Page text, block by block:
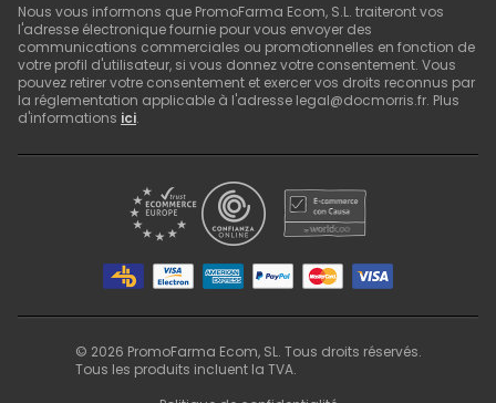
Nous vous informons que PromoFarma Ecom, S.L. traiteront vos
l'adresse électronique fournie pour vous envoyer des
communications commerciales ou promotionnelles en fonction de
votre profil d'utilisateur, si vous donnez votre consentement. Vous
pouvez retirer votre consentement et exercer vos droits reconnus par
la réglementation applicable à l'adresse legal@docmorris.fr. Plus
d'informations ici.
© 2026 PromoFarma Ecom, SL. Tous droits réservés.
Tous les produits incluent la TVA.